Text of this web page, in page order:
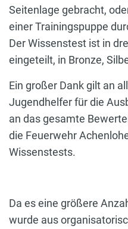
Seitenlage gebracht,
einer Trainingspuppe
Der Wissenstest ist in
eingeteilt, in Bronze,
Ein großer Dank gilt an
Jugendhelfer für die
an das gesamte
die Feuerwehr
Wissenstests.
Da es eine größere
wurde aus